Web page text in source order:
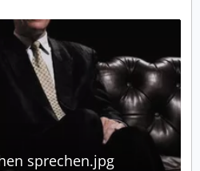
sprechen.jpg